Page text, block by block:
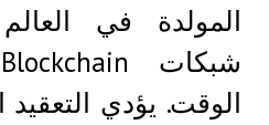
المولدة في
الوقت. يؤدي التعقيد